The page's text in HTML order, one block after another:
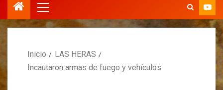
Inicio
LAS HERAS
Incautaron armas de fuego y vehículos